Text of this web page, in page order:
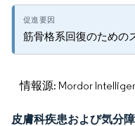
筋骨格系回復のための
情報源: Mordor
皮膚科疾患および気分